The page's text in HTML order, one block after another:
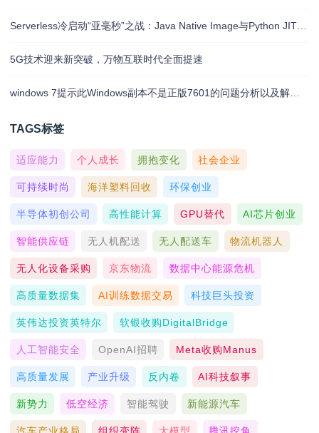
5G技术迎来新突破，万物互联时代全面提速
TAGS标签
适应能力 个人成长 拥抱变化 社会企业
可持续时尚 海洋塑料回收 环保创业
半导体初创公司 高性能计算 GPU替代 AI芯片创业
智能供应链 无人机配送 无人配送车 物流机器人
无人化设备采购 京东物流 数据中心能源危机
高质量数据集 AI训练数据交易 科技巨头投资
英伟达投资英特尔 软银收购DigitalBridge
人工智能安全 OpenAI招聘 Meta收购Manus
高质量发展 产业升级 反内卷 AI科技叙事
新势力 低空经济 智能驾驶 新能源汽车